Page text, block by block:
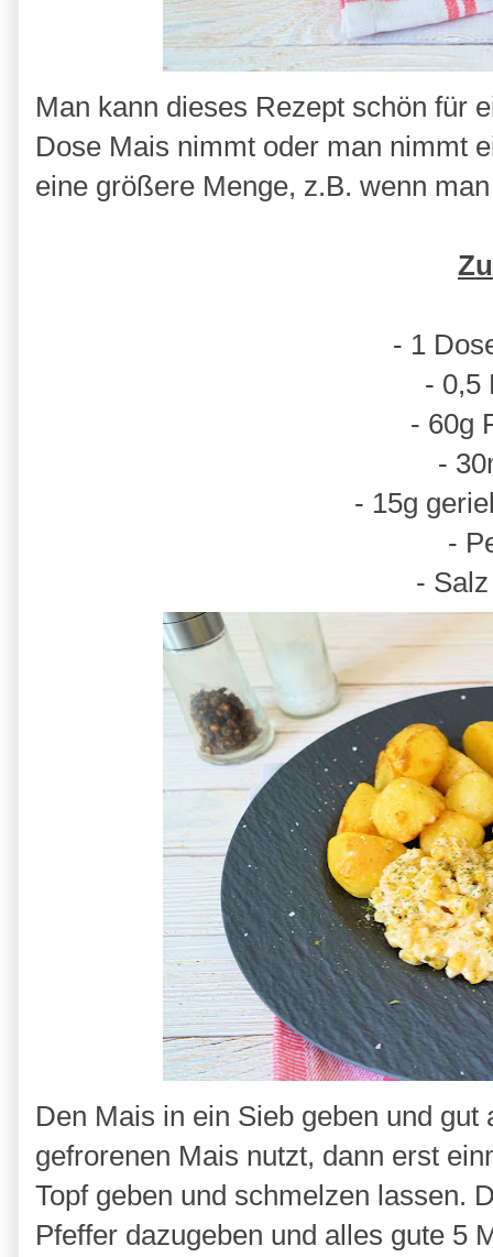
Man kann dieses Rezept schön für
Dose Mais nimmt oder man nimmt
eine größere Menge, z.B. wenn
- 1
- 0,5
- 60g
-
- 15g
-
-
Den Mais in ein Sieb geben und
gefrorenen Mais nutzt, dann erst
Topf geben und schmelzen lassen.
Pfeffer dazugeben und alles gute 5